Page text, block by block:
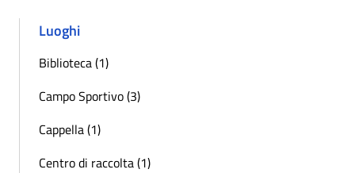
Luoghi
Biblioteca (1)
Campo Sportivo (3)
Cappella (1)
Centro di raccolta (1)